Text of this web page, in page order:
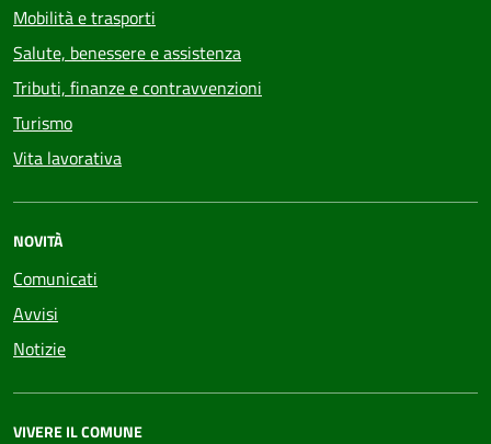
Mobilità e trasporti
Salute, benessere e assistenza
Tributi, finanze e contravvenzioni
Turismo
Vita lavorativa
NOVITÀ
Comunicati
Avvisi
Notizie
VIVERE IL COMUNE